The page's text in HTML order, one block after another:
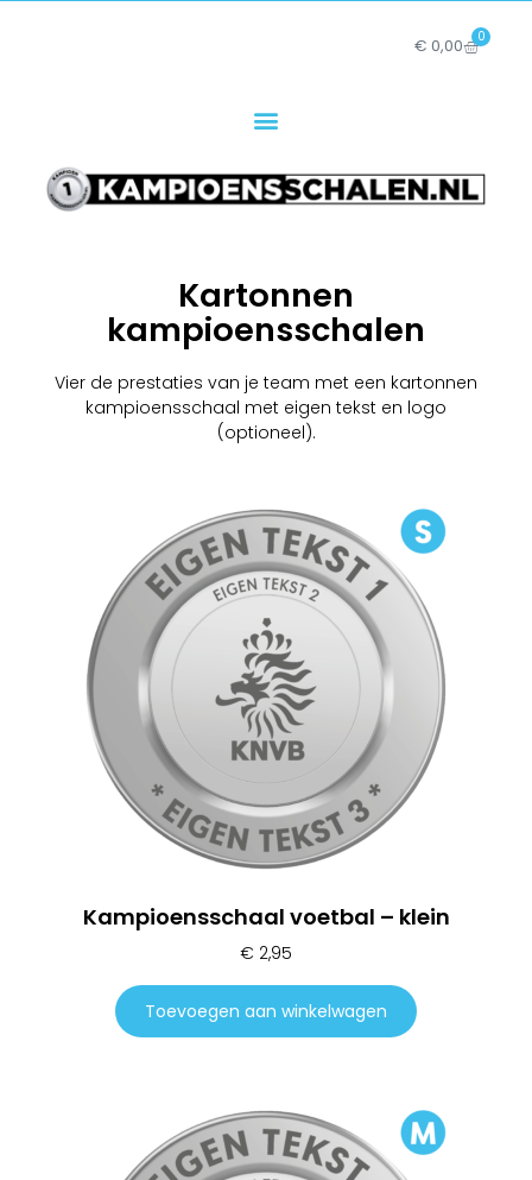
€ 0,00 0
Kartonnen
kampioensschalen
Vier de prestaties van je team met een kartonnen
kampioensschaal met eigen tekst en logo
(optioneel).
Kampioensschaal voetbal – klein
€ 2,95
Toevoegen aan winkelwagen